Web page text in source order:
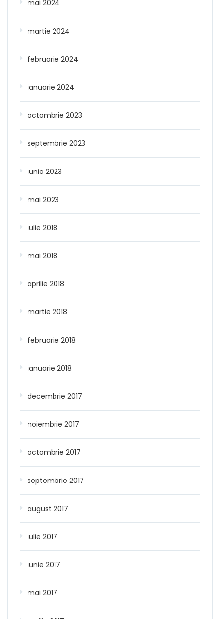
mai 2024
martie 2024
februarie 2024
ianuarie 2024
octombrie 2023
septembrie 2023
iunie 2023
mai 2023
iulie 2018
mai 2018
aprilie 2018
martie 2018
februarie 2018
ianuarie 2018
decembrie 2017
noiembrie 2017
octombrie 2017
septembrie 2017
august 2017
iulie 2017
iunie 2017
mai 2017